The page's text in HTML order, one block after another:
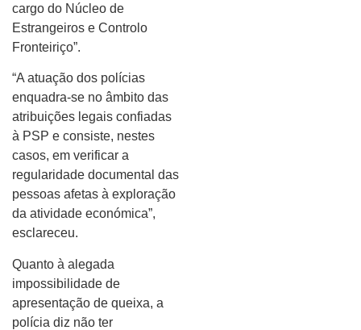
cargo do Núcleo de
Estrangeiros e Controlo
Fronteiriço”.
“A atuação dos polícias
enquadra-se no âmbito das
atribuições legais confiadas
à PSP e consiste, nestes
casos, em verificar a
regularidade documental das
pessoas afetas à exploração
da atividade económica”,
esclareceu.
Quanto à alegada
impossibilidade de
apresentação de queixa, a
polícia diz não ter